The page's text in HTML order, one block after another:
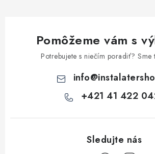
Pomôžeme vám s
Potrebujete s niečím poradiť? Sme
info@
+421 41 422